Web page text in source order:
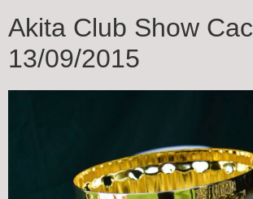
Akita Club Show Cac
13/09/2015